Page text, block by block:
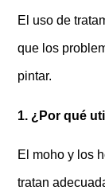
El uso de
que los
pintar.
1. ¿Por qué
El moho y los
tratan